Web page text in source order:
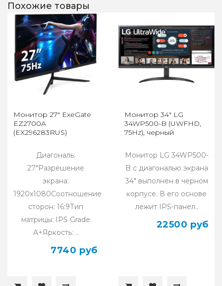
Похожие товары
Монитор 27" ExeGate
EZ2700A
(EX296283RUS)
Диагональ:
27"Разрешение
экрана:
1920x1080Соотношение
сторон: 16:9Тип
матрицы: IPS Grade
A+Яркость: ..
7740 руб
Монитор 34" LG
34WP500-B (UWFHD,
75Hz), черный
Монитор LG 34WP500-
B с диагональю экрана
34" выполнен в черном
корпусе. В его основе
лежит IPS-панел..
22500 руб